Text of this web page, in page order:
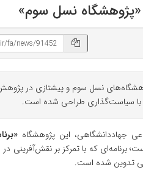
«پژوهشگاه نسل سوم»
نسل سوم و پیشتازی در
با سیاست‌گذاری طراحی شده است.
جهاددانشگاهی، این پژوهشگاه
برنامه‌ای که با تمرکز بر نقش‌آفرینی
تدوین شده است.